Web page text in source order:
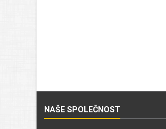
NAŠE SPOLEČNOST